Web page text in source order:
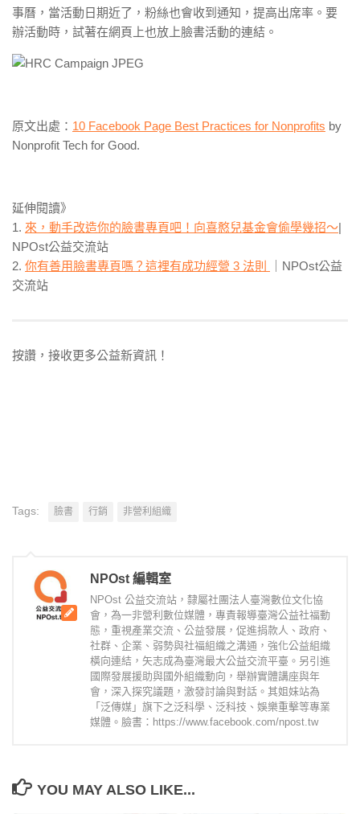
事曆，當活動日期近了，粉絲也會收到通知，提高出席率。要
辦活動時，試著在網頁上也放上臉書活動的連結。
原文出處： 10 Facebook Page Best Practices for Nonprofits by
Nonprofit Tech for Good.
延伸閱讀》
1. 來，動手改造你的臉書專頁吧！向喜憨兒基金會偷學幾招～|
NPOst公益交流站
2. 你有善用臉書專頁嗎？這裡有成功經營 3 法則
｜NPOst公益
交流站
按讚，接收更多公益新資訊！
Tags: 臉書 行銷 非營利組織
NPOst 編輯室
NPOst 公益交流站，隸屬社團法人臺灣數位文化協
會，為一非營利數位媒體，專責報導臺灣公益社福動
態，重視產業交流、公益發展，促進捐款人、政府、
社群、企業、弱勢與社福組織之溝通，強化公益組織
橫向連結，矢志成為臺灣最大公益交流平臺。另引進
國際發展援助與國外組織動向，舉辦實體講座與年
會，深入探究議題，激發討論與對話。其姐妹站為
「泛傳媒」旗下之泛科學、泛科技、娛樂重擊等專業
媒體。臉書：https://www.facebook.com/npost.tw
YOU MAY ALSO LIKE...